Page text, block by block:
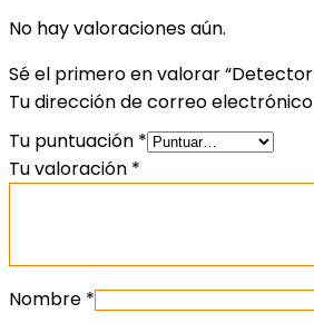
No hay valoraciones aún.
Sé el primero en valorar
Tu dirección de correo
Tu puntuación *
Tu valoración *
Nombre *